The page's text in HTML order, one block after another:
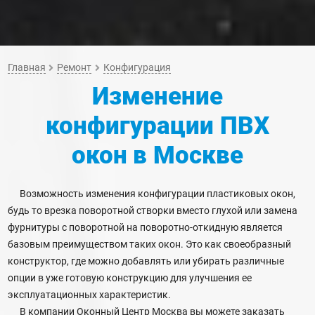
Главная Ремонт Конфигурация
Изменение
конфигурации ПВХ
окон в Москве
Возможность изменения конфигурации пластиковых окон,
будь то врезка поворотной створки вместо глухой или замена
фурнитуры с поворотной на поворотно-откидную является
базовым преимуществом таких окон. Это как своеобразный
конструктор, где можно добавлять или убирать различные
опции в уже готовую конструкцию для улучшения ее
эксплуатационных характеристик.
В компании Оконный Центр Москва вы можете заказать